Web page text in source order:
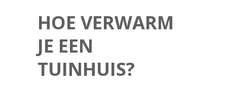
HOE VERWARM
JE EEN
TUINHUIS?